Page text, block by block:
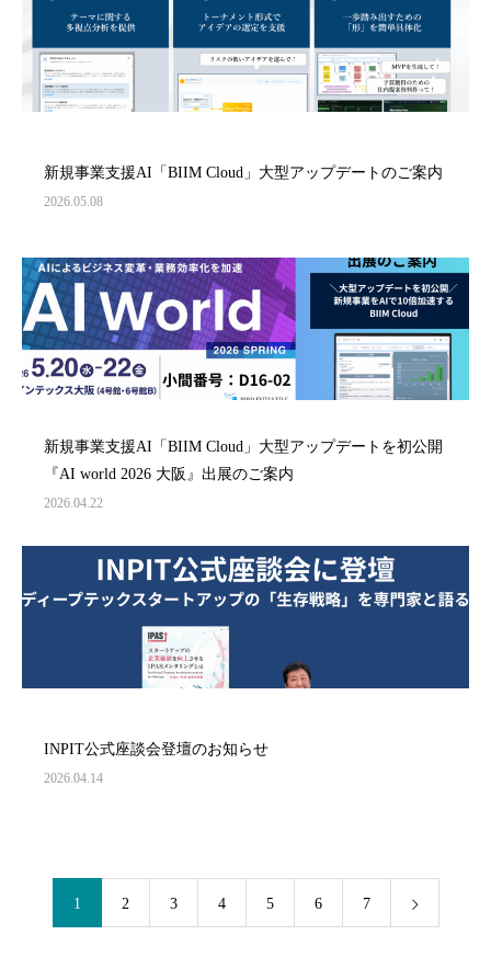
新規事業支援AI「BIIM Cloud」大型アップデートのご案内
2026.05.08
新規事業支援AI「BIIM Cloud」大型アップデートを初公開
『AI world 2026 大阪』出展のご案内
2026.04.22
INPIT公式座談会登壇のお知らせ
2026.04.14
1 2 3 4 5 6 7